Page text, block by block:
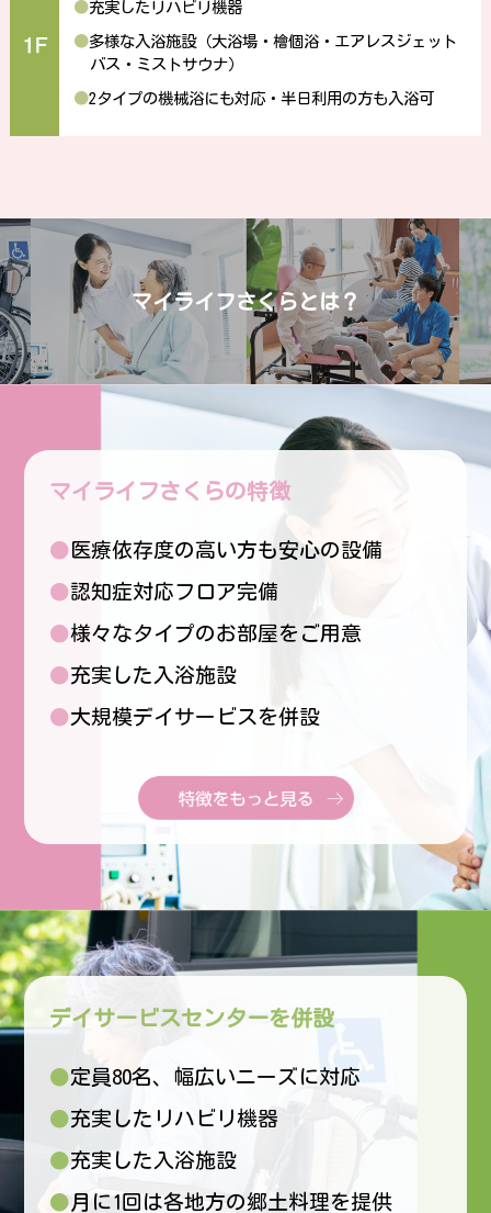
●充実したリハビリ機器
●多様な入浴施設（大浴場・檜個浴・エアレスジェット
バス・ミストサウナ）
●2タイプの機械浴にも対応・半日利用の方も入浴可
マイライフさくらとは？
マイライフさくらの特徴
●医療依存度の高い方も安心の設備
●認知症対応フロア完備
●様々なタイプのお部屋をご用意
●充実した入浴施設
●大規模デイサービスを併設
デイサービスセンターを併設
●定員80名、幅広いニーズに対応
●充実したリハビリ機器
●充実した入浴施設
●月に1回は各地方の郷土料理を提供